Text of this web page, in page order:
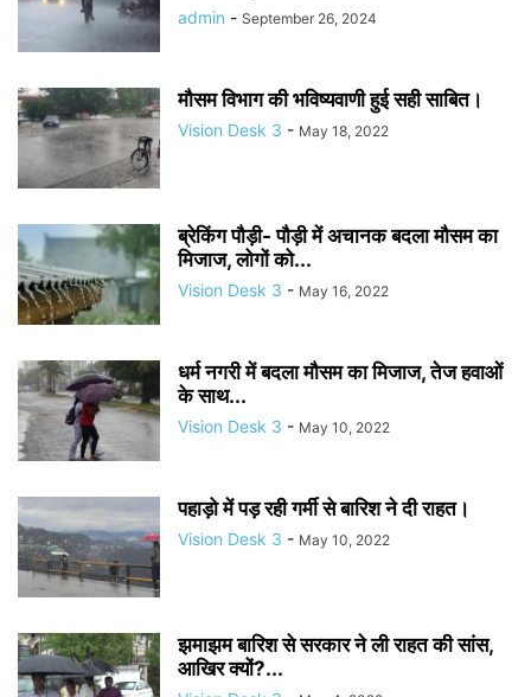
admin - September 26, 2024
मौसम विभाग की भविष्यवाणी हुई सही साबित।
Vision Desk 3 - May 18, 2022
ब्रेकिंग पौड़ी- पौड़ी में अचानक बदला मौसम का
मिजाज, लोगों को...
Vision Desk 3 - May 16, 2022
धर्म नगरी में बदला मौसम का मिजाज, तेज हवाओं
के साथ...
Vision Desk 3 - May 10, 2022
पहाड़ो में पड़ रही गर्मी से बारिश ने दी राहत।
Vision Desk 3 - May 10, 2022
झमाझम बारिश से सरकार ने ली राहत की सांस,
आखिर क्यों?...